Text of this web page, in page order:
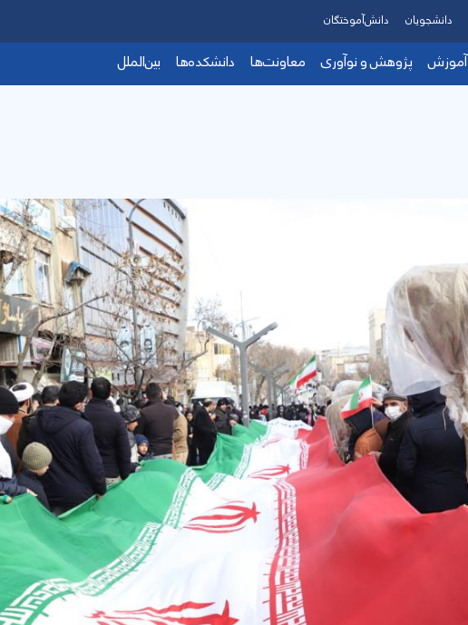
آموزش پژوهش و نوآوری معاونت‌ها دانشکده‌ها بین‌الملل
دانشجویان دانش‌آموختگان